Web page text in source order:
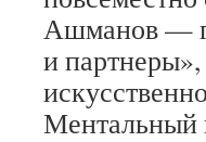
Ашманов —
и
Ментальный